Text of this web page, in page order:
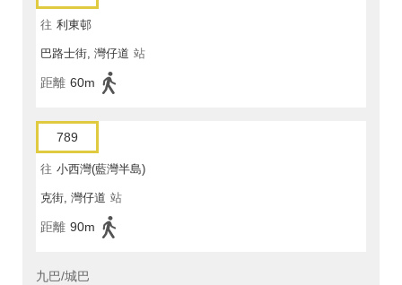
往 利東邨
巴路士街, 灣仔道 站
距離 60m
789
往 小西灣(藍灣半島)
克街, 灣仔道 站
距離 90m
九巴/城巴